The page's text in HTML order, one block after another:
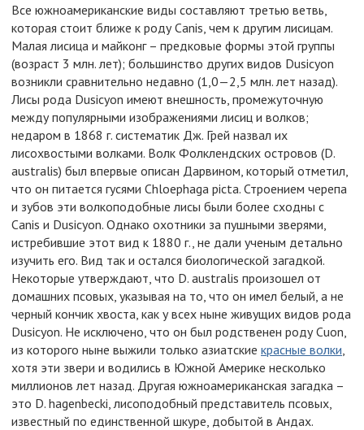
Все южноамериканские виды составляют третью ветвь,
которая стоит ближе к роду Canis, чем к другим лисицам.
Малая лисица и майконг – предковые формы этой группы
(возраст 3 млн. лет); большинство других видов Dusicyon
возникли сравнительно недавно (1,0—2,5 млн. лет назад).
Лисы рода Dusicyon имеют внешность, промежуточную
между популярными изображениями лисиц и волков;
недаром в 1868 г. систематик Дж. Грей назвал их
лисохвостыми волками. Волк Фолклендских островов (D.
australis) был впервые описан Дарвином, который отметил,
что он питается гусями Chloephaga picta. Строением черепа
и зубов эти волкоподобные лисы были более сходны с
Canis и Dusicyon. Однако охотники за пушными зверями,
истребившие этот вид к 1880 г., не дали ученым детально
изучить его. Вид так и остался биологической загадкой.
Некоторые утверждают, что D. australis произошел от
домашних псовых, указывая на то, что он имел белый, а не
черный кончик хвоста, как у всех ныне живущих видов рода
Dusicyon. Не исключено, что он был родственен роду Cuon,
из которого ныне выжили только азиатские красные волки
хотя эти звери и водились в Южной Америке несколько
миллионов лет назад. Другая южноамериканская загадка –
это D. hagenbecki, лисоподобный представитель псовых,
известный по единственной шкуре, добытой в Андах.